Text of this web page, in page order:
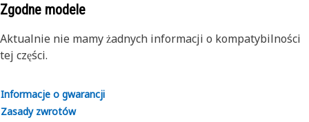
conditions.
slippage and damage to fasteners.
• Provided with 6-point deep length for secure grip on
• Black oxide finish offers increased resistance to rust and
corrosion.
Zgodne modele
Aktualnie nie mamy żadnych informacji o kompatybilności
tej części.
Informacje o gwarancji
Zasady zwrotów